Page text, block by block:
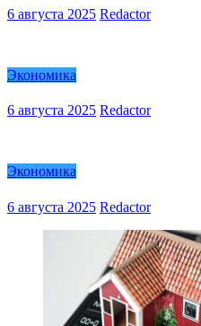
6 августа 2025 Redactor
Экономика
6 августа 2025 Redactor
Экономика
6 августа 2025 Redactor